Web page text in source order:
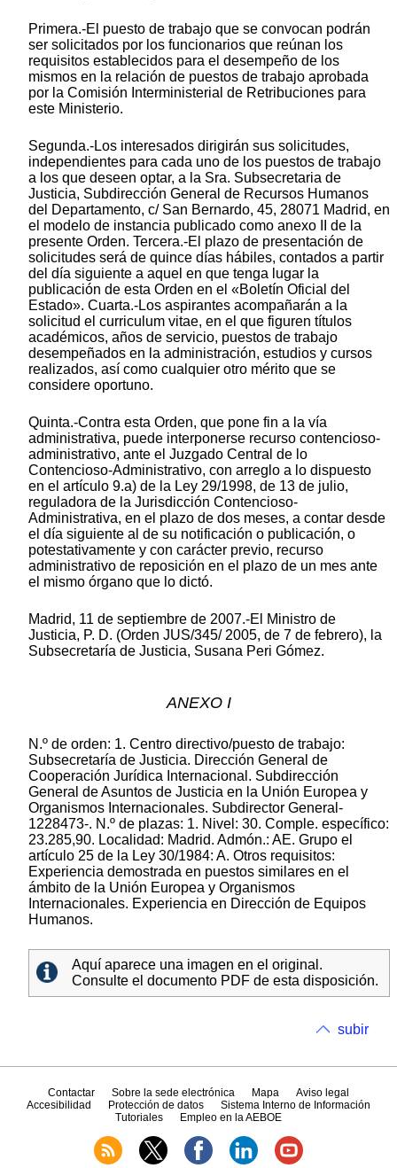
Primera.-El puesto de trabajo que se convocan podrán
ser solicitados por los funcionarios que reúnan los
requisitos establecidos para el desempeño de los
mismos en la relación de puestos de trabajo aprobada
por la Comisión Interministerial de Retribuciones para
este Ministerio.
Segunda.-Los interesados dirigirán sus solicitudes,
independientes para cada uno de los puestos de trabajo
a los que deseen optar, a la Sra. Subsecretaria de
Justicia, Subdirección General de Recursos Humanos
del Departamento, c/ San Bernardo, 45, 28071 Madrid, en
el modelo de instancia publicado como anexo II de la
presente Orden. Tercera.-El plazo de presentación de
solicitudes será de quince días hábiles, contados a partir
del día siguiente a aquel en que tenga lugar la
publicación de esta Orden en el «Boletín Oficial del
Estado». Cuarta.-Los aspirantes acompañarán a la
solicitud el curriculum vitae, en el que figuren títulos
académicos, años de servicio, puestos de trabajo
desempeñados en la administración, estudios y cursos
realizados, así como cualquier otro mérito que se
considere oportuno.
Quinta.-Contra esta Orden, que pone fin a la vía
administrativa, puede interponerse recurso contencioso-
administrativo, ante el Juzgado Central de lo
Contencioso-Administrativo, con arreglo a lo dispuesto
en el artículo 9.a) de la Ley 29/1998, de 13 de julio,
reguladora de la Jurisdicción Contencioso-
Administrativa, en el plazo de dos meses, a contar desde
el día siguiente al de su notificación o publicación, o
potestativamente y con carácter previo, recurso
administrativo de reposición en el plazo de un mes ante
el mismo órgano que lo dictó.
Madrid, 11 de septiembre de 2007.-El Ministro de
Justicia, P. D. (Orden JUS/345/ 2005, de 7 de febrero), la
Subsecretaría de Justicia, Susana Peri Gómez.
ANEXO I
N.º de orden: 1. Centro directivo/puesto de trabajo:
Subsecretaría de Justicia. Dirección General de
Cooperación Jurídica Internacional. Subdirección
General de Asuntos de Justicia en la Unión Europea y
Organismos Internacionales. Subdirector General-
1228473-. N.º de plazas: 1. Nivel: 30. Comple. específico:
23.285,90. Localidad: Madrid. Admón.: AE. Grupo el
artículo 25 de la Ley 30/1984: A. Otros requisitos:
Experiencia demostrada en puestos similares en el
ámbito de la Unión Europea y Organismos
Internacionales. Experiencia en Dirección de Equipos
Humanos.
Aquí aparece una imagen en el original.
Consulte el documento PDF de esta disposición.
subir
Contactar Sobre la sede electrónica Mapa
Aviso legal
Accesibilidad
Protección de datos
Sistema Interno de Información
Tutoriales
Empleo en la AEBOE